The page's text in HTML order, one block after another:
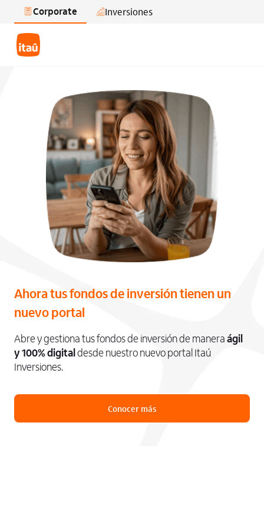
Saltar al contenido principal
Corporate Inversiones
Ahora tus fondos de inversión tienen un
nuevo portal
Abre y gestiona tus fondos de inversión de manera ágil
y 100% digitaldesde nuestro nuevo portal Itaú
Inversiones.
Conocer más